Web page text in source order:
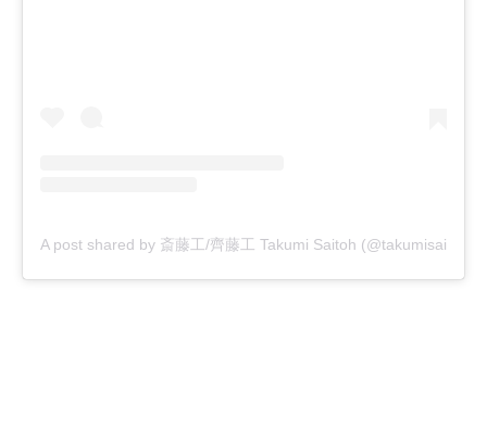
A post shared by 斎藤工/齊藤工 Takumi Saitoh